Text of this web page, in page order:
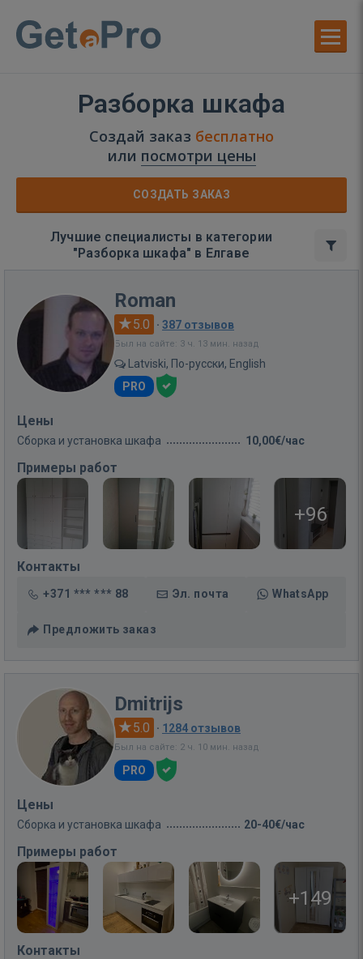
Разборка шкафа
Создай заказ бесплатно
или посмотри цены
СОЗДАТЬ ЗАКАЗ
Лучшие специалисты в категории
"Разборка шкафа" в Елгаве
Roman
5.0 · 387 отзывов
Был на сайте: 3 ч. 13 мин. назад
Latviski, По-русски, English
PRO
Цены
Сборка и установка шкафа 10,00€/час
Примеры работ
+96
Контакты
+371 *** *** 88 Эл. почта WhatsApp
Предложить заказ
Dmitrijs
5.0 · 1284 отзывов
Был на сайте: 2 ч. 10 мин. назад
PRO
Цены
Сборка и установка шкафа 20-40€/час
Примеры работ
+149
Контакты